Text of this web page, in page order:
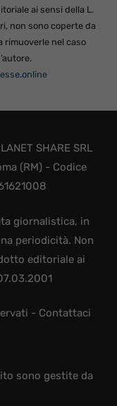
ai sensi della L.
non sono coperte da
rimuoverle nel caso
SHARE SRL
(RM) - Codice
giornalistica, in
periodicità. Non
editoriale ai
- Contattaci
sono gestite da